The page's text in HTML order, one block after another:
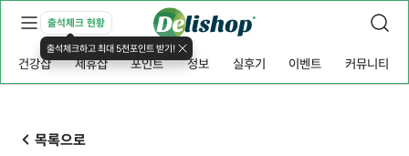
출석체크 현황
출석체크하고 최대 5천포인트 받기!
건강샵 제휴샵 포인트 정보 실후기 이벤트 커뮤니티
목록으로